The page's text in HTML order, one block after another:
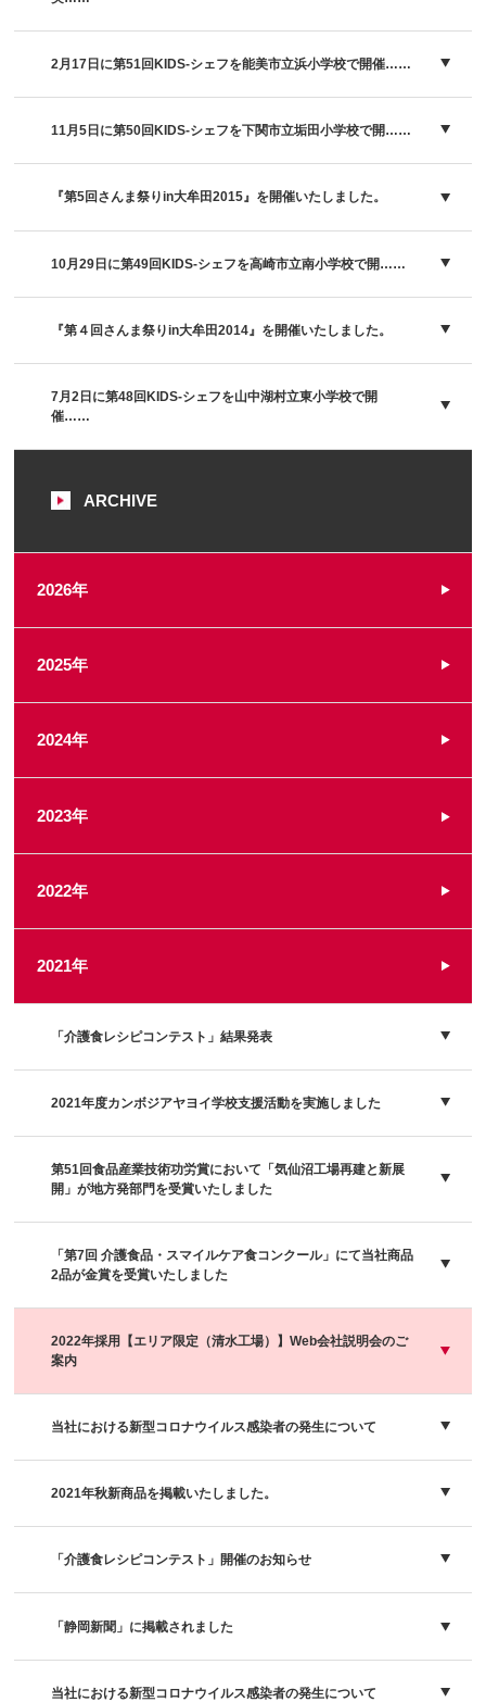
2月17日に第51回KIDS-シェフを能美市立浜小学校で開催……
11月5日に第50回KIDS-シェフを下関市立垢田小学校で開……
『第5回さんま祭りin大牟田2015』を開催いたしました。
10月29日に第49回KIDS-シェフを高崎市立南小学校で開……
『第４回さんま祭りin大牟田2014』を開催いたしました。
7月2日に第48回KIDS-シェフを山中湖村立東小学校で開
催……
ARCHIVE
2026年
2025年
2024年
2023年
2022年
2021年
「介護食レシピコンテスト」結果発表
2021年度カンボジアヤヨイ学校支援活動を実施しました
第51回食品産業技術功労賞において「気仙沼工場再建と新展
開」が地方発部門を受賞いたしました
「第7回 介護食品・スマイルケア食コンクール」にて当社商品
2品が金賞を受賞いたしました
2022年採用【エリア限定（清水工場）】Web会社説明会のご
案内
当社における新型コロナウイルス感染者の発生について
2021年秋新商品を掲載いたしました。
「介護食レシピコンテスト」開催のお知らせ
「静岡新聞」に掲載されました
当社における新型コロナウイルス感染者の発生について